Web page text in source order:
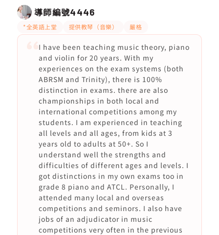
導師編號4446
*全英語上堂 提供教琴（音樂） 嚴格
I have been teaching music theory, piano
and violin for 20 years. With my
experiences on the exam systems (both
ABRSM and Trinity), there is 100%
distinction in exams. there are also
championships in both local and
international competitions among my
students. I am experienced in teaching
all levels and all ages, from kids at 3
years old to adults at 50+. So I
understand well the strengths and
difficulties of different ages and levels. I
got distinctions in my own exams too in
grade 8 piano and ATCL. Personally, I
attended many local and overseas
competitions and seminors. I also have
jobs of an adjudicator in music
competitions very often in the previous